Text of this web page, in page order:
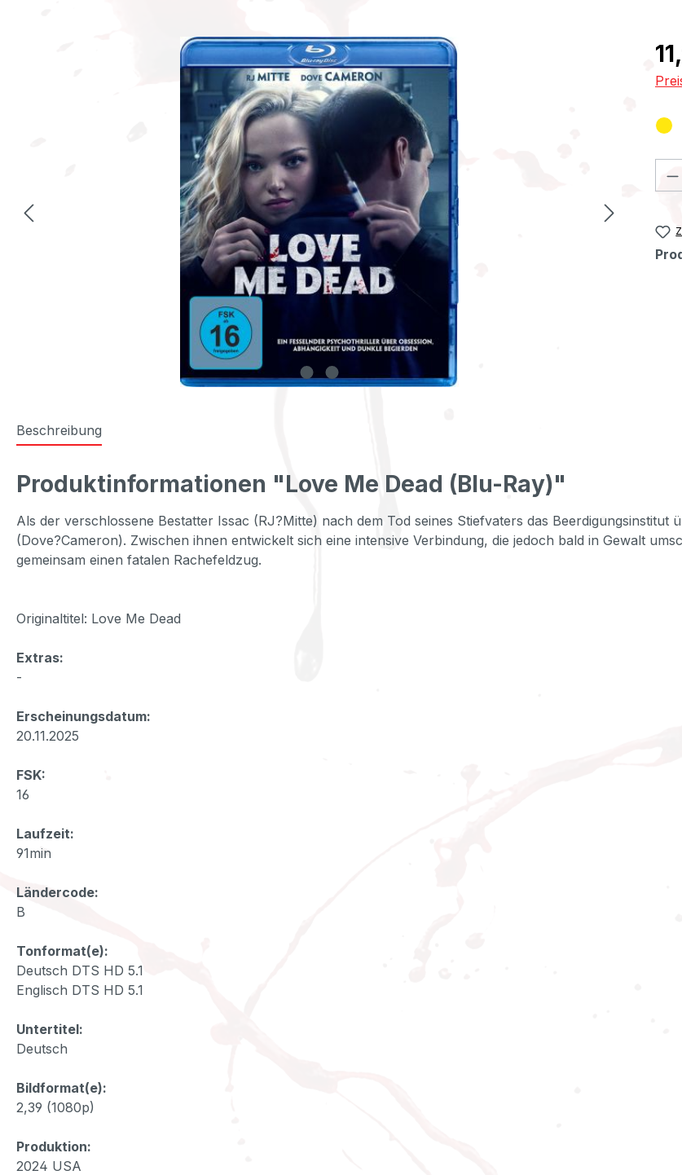
Beschreibung
Produktinformationen "Love Me Dead (Blu-Ray)"
Als der verschlossene Bestatter Issac (RJ?Mitte) nach dem Tod seines Stiefvaters das Beerdigungsinstitut
(Dove?Cameron). Zwischen ihnen entwickelt sich eine intensive Verbindung, die jedoch bald in Gewalt
gemeinsam einen fatalen Rachefeldzug.
Originaltitel: Love Me Dead
Extras:
-
Erscheinungsdatum:
20.11.2025
FSK:
16
Laufzeit:
91min
Ländercode:
B
Tonformat(e):
Deutsch DTS HD 5.1
Englisch DTS HD 5.1
Untertitel:
Deutsch
Bildformat(e):
2,39 (1080p)
Produktion:
2024 USA